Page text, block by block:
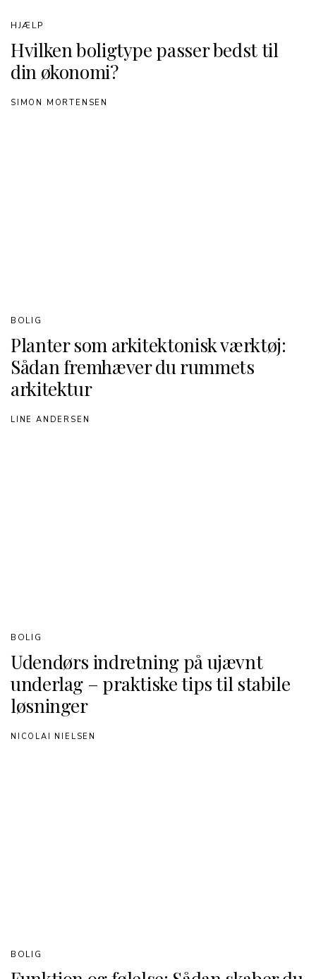
Hvilken boligtype passer bedst til
din økonomi?
HJÆLP
SIMON MORTENSEN
Planter som arkitektonisk værktøj:
Sådan fremhæver du rummets
arkitektur
BOLIG
LINE ANDERSEN
Udendørs indretning på ujævnt
underlag – praktiske tips til stabile
løsninger
BOLIG
NICOLAI NIELSEN
BOLIG